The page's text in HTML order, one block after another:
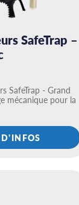
SafeTrap –
SafeTrap - Grand
mécanique pour la